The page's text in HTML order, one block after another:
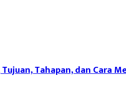
Tahapan, dan Cara